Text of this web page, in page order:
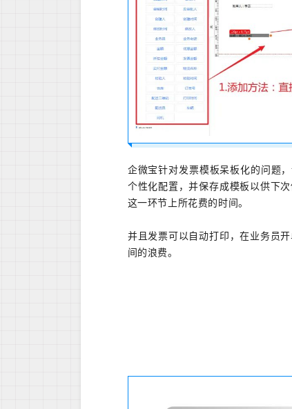
企微宝针对发票模板呆板化的问题
个性化配置，并保存成模板以供下
这一环节上所花费的时间。
并且发票可以自动打印，在业务员
间的浪费。